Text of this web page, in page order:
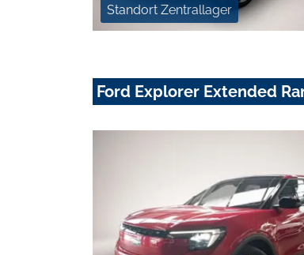
Standort Zentrallager
Ford Explorer Extended